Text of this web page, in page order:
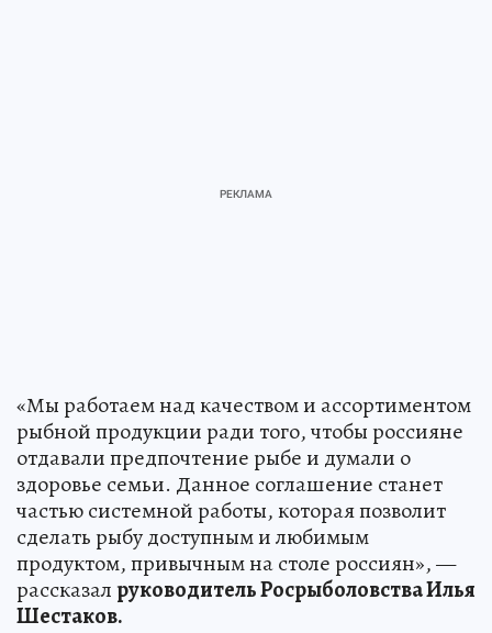
«Мы работаем над качеством и ассортиментом
рыбной продукции ради того, чтобы россияне
отдавали предпочтение рыбе и думали о
здоровье семьи. Данное соглашение станет
частью системной работы, которая позволит
сделать рыбу доступным и любимым
продуктом, привычным на столе россиян», —
рассказалруководитель Росрыболовства Илья
Шестаков.